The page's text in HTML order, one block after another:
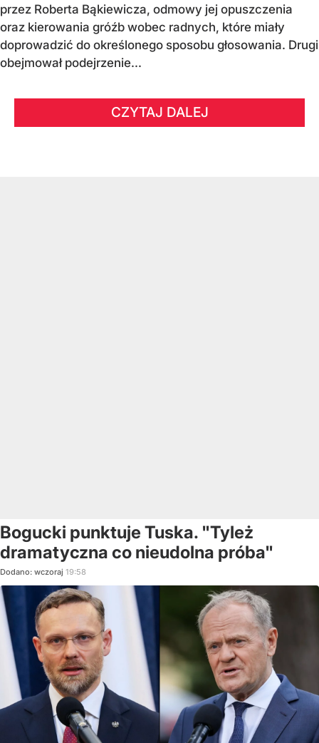
przez Roberta Bąkiewicza, odmowy jej opuszczenia
oraz kierowania gróźb wobec radnych, które miały
doprowadzić do określonego sposobu głosowania. Drugi
obejmował podejrzenie...
CZYTAJ DALEJ
Bogucki punktuje Tuska. "Tyleż
dramatyczna co nieudolna próba"
Dodano: wczoraj 19:58